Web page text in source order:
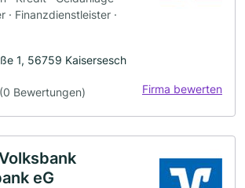
· Finanzdienstleister ·
1, 56759 Kaisersesch
(0 Bewertungen) Firma bewerten
eG